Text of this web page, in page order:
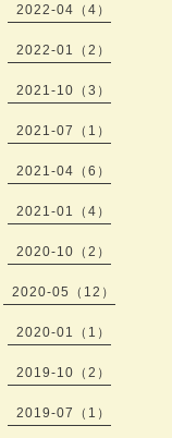
2022-04（4）
2022-01（2）
2021-10（3）
2021-07（1）
2021-04（6）
2021-01（4）
2020-10（2）
2020-05（12）
2020-01（1）
2019-10（2）
2019-07（1）